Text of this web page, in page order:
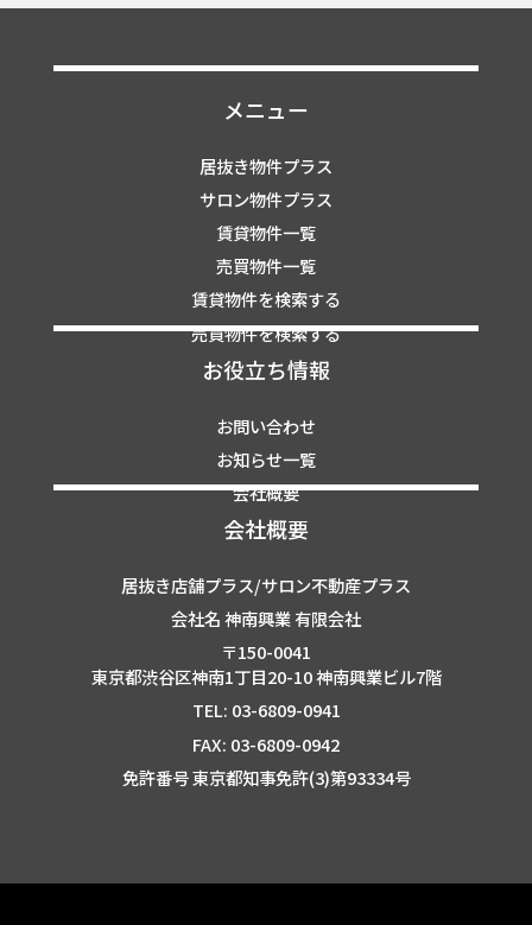
メニュー
居抜き物件プラス
サロン物件プラス
賃貸物件一覧
売買物件一覧
賃貸物件を検索する
売買物件を検索する
お役立ち情報
お問い合わせ
お知らせ一覧
会社概要
会社概要
居抜き店舗プラス/サロン不動産プラス
会社名 神南興業 有限会社
〒150-0041
東京都渋谷区神南1丁目20-10 神南興業ビル7階
TEL: 03-6809-0941
FAX: 03-6809-0942
免許番号 東京都知事免許(3)第93334号